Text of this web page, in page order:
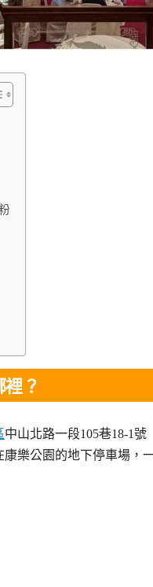
？
中山北路一段105巷18-1號
樂公園的地下停車場，